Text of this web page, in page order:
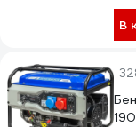
В